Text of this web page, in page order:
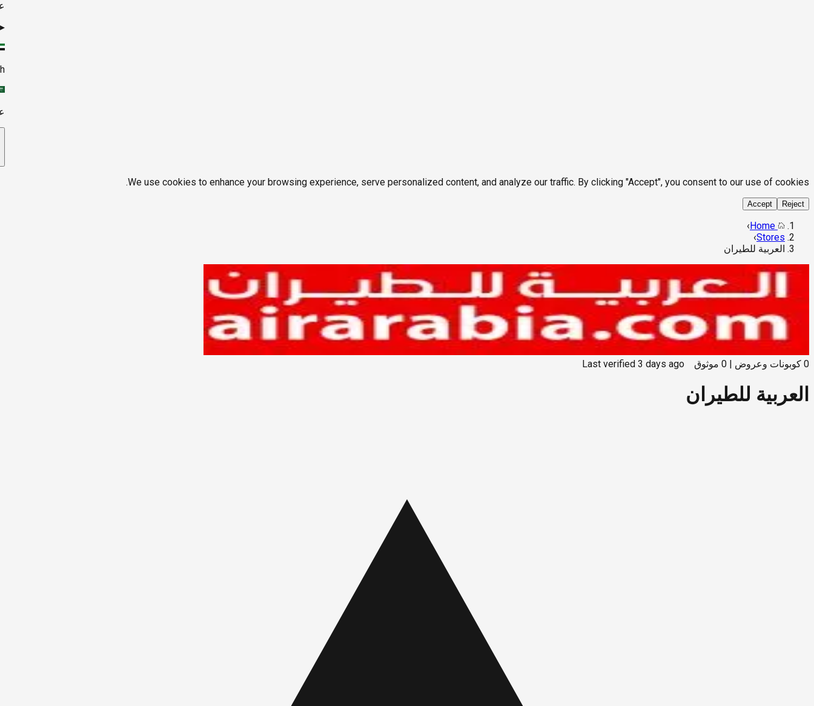
▸
We use cookies to enhance your browsing experience, serve personalized content, and analyze our traffic. By clicking "Accept", you consent to our use of cookies.
Reject
Accept
Home
›
Stores
›
العربية للطيران
0 كوبونات وعروض 0 موثوق Last verified 3 days ago
العربية للطيران